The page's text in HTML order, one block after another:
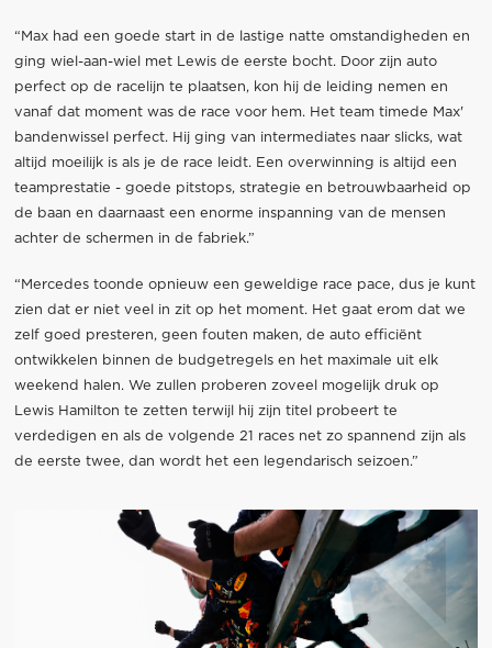
“Max had een goede start in de lastige natte omstandigheden en
ging wiel-aan-wiel met Lewis de eerste bocht. Door zijn auto
perfect op de racelijn te plaatsen, kon hij de leiding nemen en
vanaf dat moment was de race voor hem. Het team timede Max'
bandenwissel perfect. Hij ging van intermediates naar slicks, wat
altijd moeilijk is als je de race leidt. Een overwinning is altijd een
teamprestatie - goede pitstops, strategie en betrouwbaarheid op
de baan en daarnaast een enorme inspanning van de mensen
achter de schermen in de fabriek.”
“Mercedes toonde opnieuw een geweldige race pace, dus je kunt
zien dat er niet veel in zit op het moment. Het gaat erom dat we
zelf goed presteren, geen fouten maken, de auto efficiënt
ontwikkelen binnen de budgetregels en het maximale uit elk
weekend halen. We zullen proberen zoveel mogelijk druk op
Lewis Hamilton te zetten terwijl hij zijn titel probeert te
verdedigen en als de volgende 21 races net zo spannend zijn als
de eerste twee, dan wordt het een legendarisch seizoen.”